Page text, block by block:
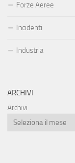
Forze Aeree
Incidenti
Industria
ARCHIVI
Archivi